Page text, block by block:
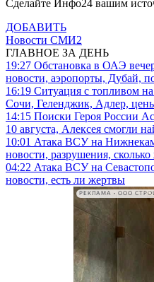
Сделайте Инфо24 вашим
ДОБАВИТЬ
Новости СМИ2
ГЛАВНОЕ ЗА ДЕНЬ
19:27 Обстановка в ОАЭ
новости, аэропорты, Дубай,
16:19 Ситуация с топливом
Сочи, Геленджик, Адлер,
14:15 Поиски Героя России
10 августа, Алексея смогли
10:01 Атака ВСУ на
новости, разрушения, сколько
04:22 Атака ВСУ на
новости, есть ли жертвы